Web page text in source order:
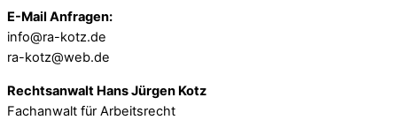
E-Mail Anfragen:
info@ra-kotz.de
ra-kotz@web.de
Rechtsanwalt Hans Jürgen Kotz
Fachanwalt für Arbeitsrecht